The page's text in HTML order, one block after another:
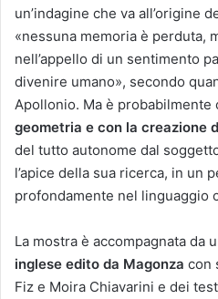
un’indagine che va all’origine
«nessuna memoria è perduta,
nell’appello di un sentimento
divenire umano», secondo
Apollonio. Ma è probabilmente
geometria e con la creazione
del tutto autonome dal
l’apice della sua ricerca, in un
profondamente nel linguaggio
La mostra è accompagnata da
inglese edito da Magonza con
Fiz e Moira Chiavarini e dei